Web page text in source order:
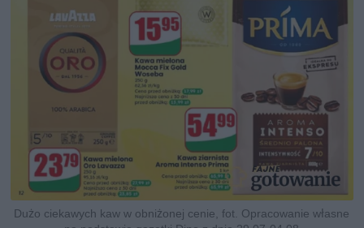
Dużo ciekawych kaw w obniżonej cenie, fot. Opracowanie własne